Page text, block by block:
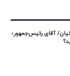
آقای رئیس‌جمهور؛